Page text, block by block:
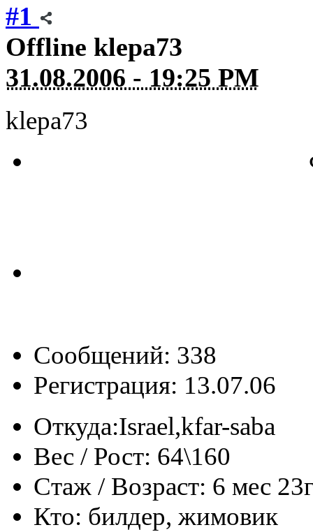
#1
Offline klepa73
31.08.2006 - 19:25 PM
klepa73
Сообщений: 338
Регистрация: 13.07.06
Откуда:Israel,kfar-saba
Вес / Рост: 64\160
Стаж / Возраст: 6 мес
Кто: билдер, жимовик